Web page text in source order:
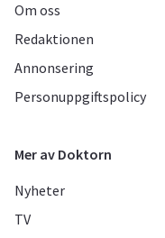
Om oss
Redaktionen
Annonsering
Personuppgiftspolicy
Mer av Doktorn
Nyheter
TV